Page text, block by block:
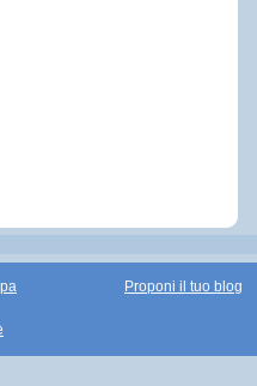
Proponi il tuo blog